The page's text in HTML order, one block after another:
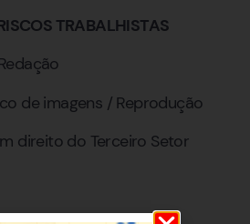
TRABALHISTAS
de imagens / Reprodução
direito do Terceiro Setor